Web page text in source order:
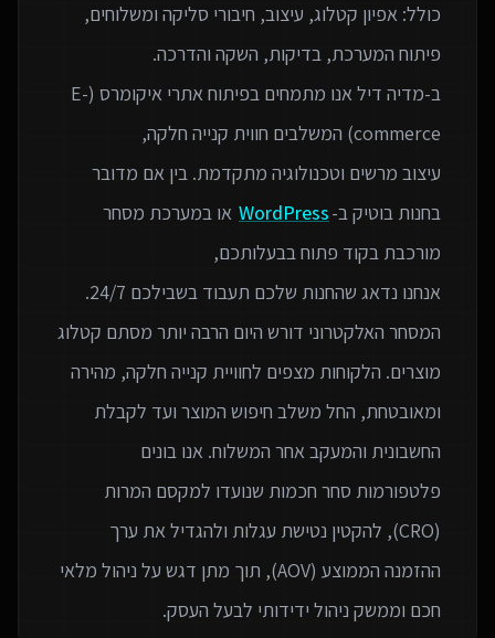
כולל: אפיון קטלוג, עיצוב, חיבורי סליקה ומשלוחים,
ב-מדיה דיל אנו מתמחים בפיתוח אתרי איקומרס (E-
עיצוב מרשים וטכנולוגיה מתקדמת. בין אם מדובר
בחנות בוטיק ב-WordPress או במערכת מסחר
המסחר האלקטרוני דורש היום הרבה יותר מסתם קטלוג
מוצרים. הלקוחות מצפים לחוויית קנייה חלקה, מהירה
ומאובטחת, החל משלב חיפוש המוצר ועד לקבלת
החשבונית והמעקב אחר המשלוח. אנו בונים
פלטפורמות סחר חכמות שנועדו למקסם המרות
(CRO), להקטין נטישת עגלות ולהגדיל את ערך
ההזמנה הממוצע (AOV), תוך מתן דגש על ניהול מלאי
חכם וממשק ניהול ידידותי לבעל העסק.